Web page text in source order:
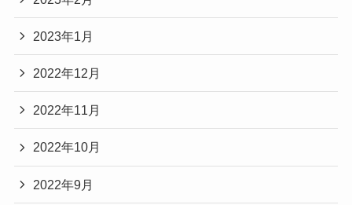
2023年1月
2022年12月
2022年11月
2022年10月
2022年9月